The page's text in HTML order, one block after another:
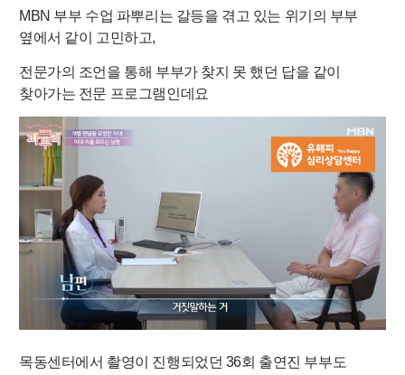
MBN 부부 수업 파뿌리는 갈등을 겪고 있는 위기의 부부
옆에서 같이
고민하고,
전문가의 조언을 통해 부부가 찾지 못 했던 답을 같이
찾아가는 전문 프로그램인데요
목동센터에서 촬영이 진행되었던 36회 출연진 부부도